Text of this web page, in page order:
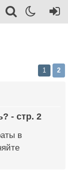
1 2
- стр. 2
в